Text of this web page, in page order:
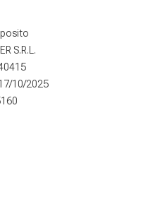
S.R.L.
10/2025